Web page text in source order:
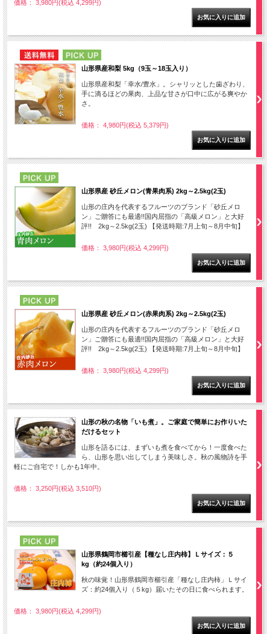
価格： 3,980円(税込 4,299円)
NEW
山形県産和梨 5kg（9玉～18玉入り）
山形県産和梨「幸水/豊水」。シャリッとした歯ざわり、
手に滴るほどの果肉、上品な甘さが口中に広がる爽やか
さ。
価格： 4,980円(税込 5,379円)
山形県産 砂丘メロン(青果肉系) 2kg～2.5kg(2玉)
山形の庄内を代表するフルーツのブランド「砂丘メロ
ン」ご贈答にも最適!!国内屈指の「高級メロン」と大好
評!! 2kg～2.5kg(2玉) 【発送時期:7月上旬～8月中旬】
価格： 3,980円(税込 4,299円)
山形県産 砂丘メロン(赤果肉系) 2kg～2.5kg(2玉)
山形の庄内を代表するフルーツのブランド「砂丘メロ
ン」ご贈答にも最適!!国内屈指の「高級メロン」と大好
評!! 2kg～2.5kg(2玉) 【発送時期:7月上旬～8月中旬】
価格： 3,980円(税込 4,299円)
山形の秋の名物「いも煮」。ご家庭で簡単にお作りいた
だけるセット
山形を語るには、まずいも煮を食べてから！一度食べた
ら、山形を思い出してしまう美味しさ。秋の風物詩を手
軽にご自宅で！しかも1年中。
価格： 3,250円(税込 3,510円)
山形県鶴岡市櫛引産【種なし庄内柿】Ｌサイズ：５
kg（約24個入り）
秋の味覚！山形県鶴岡市櫛引産「種なし庄内柿」Ｌサイ
ズ：約24個入り（５kg）届いたその日に食べられます。
価格： 3,980円(税込 4,299円)